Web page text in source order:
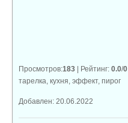
Просмотров:183 | Рейтинг: 0.0/0
тарелка кухня эффект, пирог
Добавлен: 20.06.2022